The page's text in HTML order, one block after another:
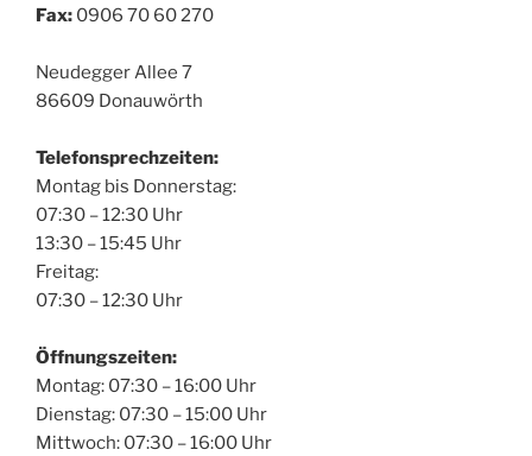
Fax: 0906 70 60 270
Neudegger Allee 7
86609 Donauwörth
Telefonsprechzeiten:
Montag bis Donnerstag:
07:30 – 12:30 Uhr
13:30 – 15:45 Uhr
Freitag:
07:30 – 12:30 Uhr
Öffnungszeiten:
Montag: 07:30 – 16:00 Uhr
Dienstag: 07:30 – 15:00 Uhr
Mittwoch: 07:30 – 16:00 Uhr